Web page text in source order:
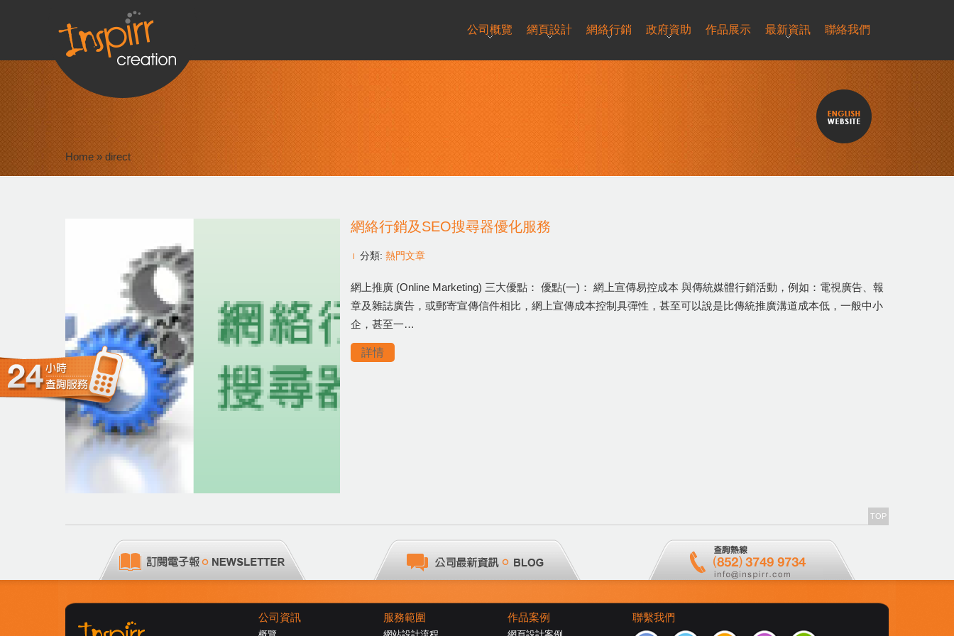
公司概覽 網頁設計 網絡行銷 政府資助 作品展示 最新資訊 聯絡我們
Home» direct
網絡行銷及SEO搜尋器優化服務
分類: 熱門文章
網上推廣 (Online Marketing) 三大優點： 優點(一)： 網上宣傳易控成本 與傳統媒體行銷活動，例如：電視廣告、報
章及雜誌廣告，或郵寄宣傳信件相比，網上宣傳成本控制具彈性，甚至可以說是比傳統推廣溝道成本低，一般中小
企，甚至一…
詳情
TOP
公司資訊 服務範圍 作品案例 聯繫我們